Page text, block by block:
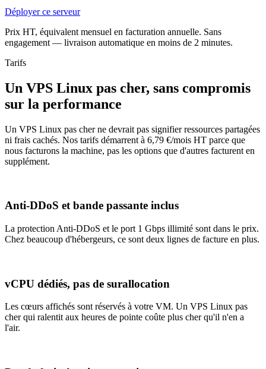
Déployer ce serveur
Prix HT, équivalent mensuel en facturation annuelle. Sans
engagement — livraison automatique en moins de 2 minutes.
Tarifs
Un VPS Linux pas cher, sans compromis
sur la performance
Un VPS Linux pas cher ne devrait pas signifier ressources partagées
ni frais cachés. Nos tarifs démarrent à 6,79 €/mois HT parce que
nous facturons la machine, pas les options que d'autres facturent en
supplément.
Anti-DDoS et bande passante inclus
La protection Anti-DDoS et le port 1 Gbps illimité sont dans le prix.
Chez beaucoup d'hébergeurs, ce sont deux lignes de facture en plus.
vCPU dédiés, pas de surallocation
Les cœurs affichés sont réservés à votre VM. Un VPS Linux pas
cher qui ralentit aux heures de pointe coûte plus cher qu'il n'en a
l'air.